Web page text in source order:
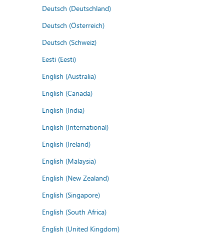
Deutsch (Deutschland)
Deutsch (Österreich)
Deutsch (Schweiz)
Eesti (Eesti)
English (Australia)
English (Canada)
English (India)
English (International)
English (Ireland)
English (Malaysia)
English (New Zealand)
English (Singapore)
English (South Africa)
English (United Kingdom)